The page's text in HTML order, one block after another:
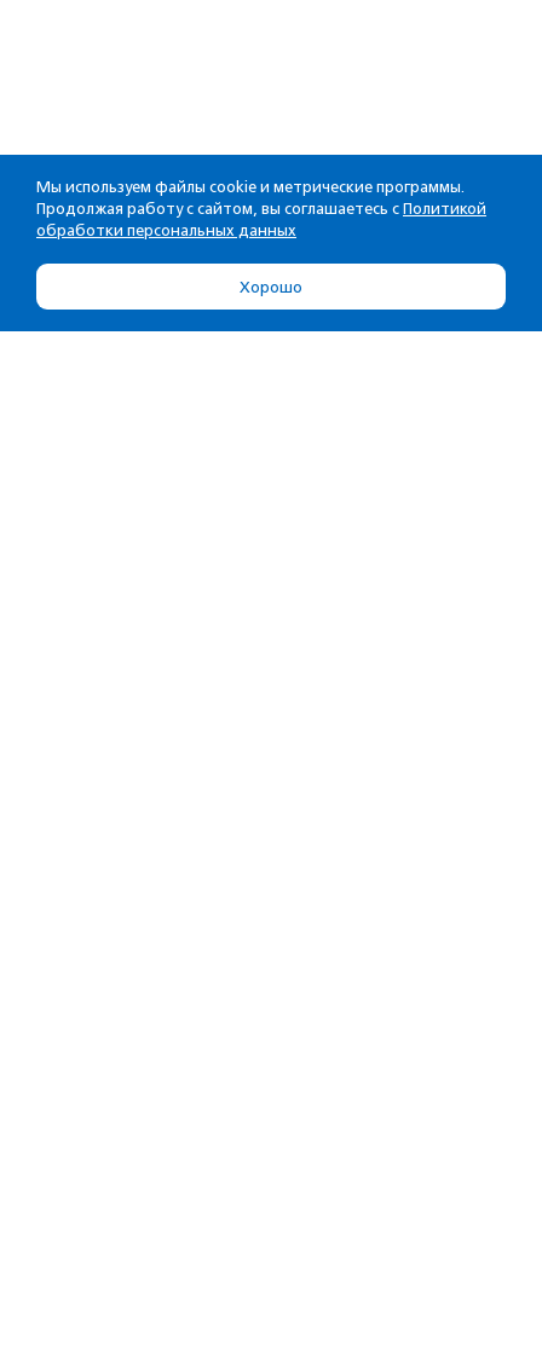
Мы используем файлы cookie и метрические программы.
Продолжая работу с сайтом, вы соглашаетесь с Политикой
обработки персональных данных
Хорошо